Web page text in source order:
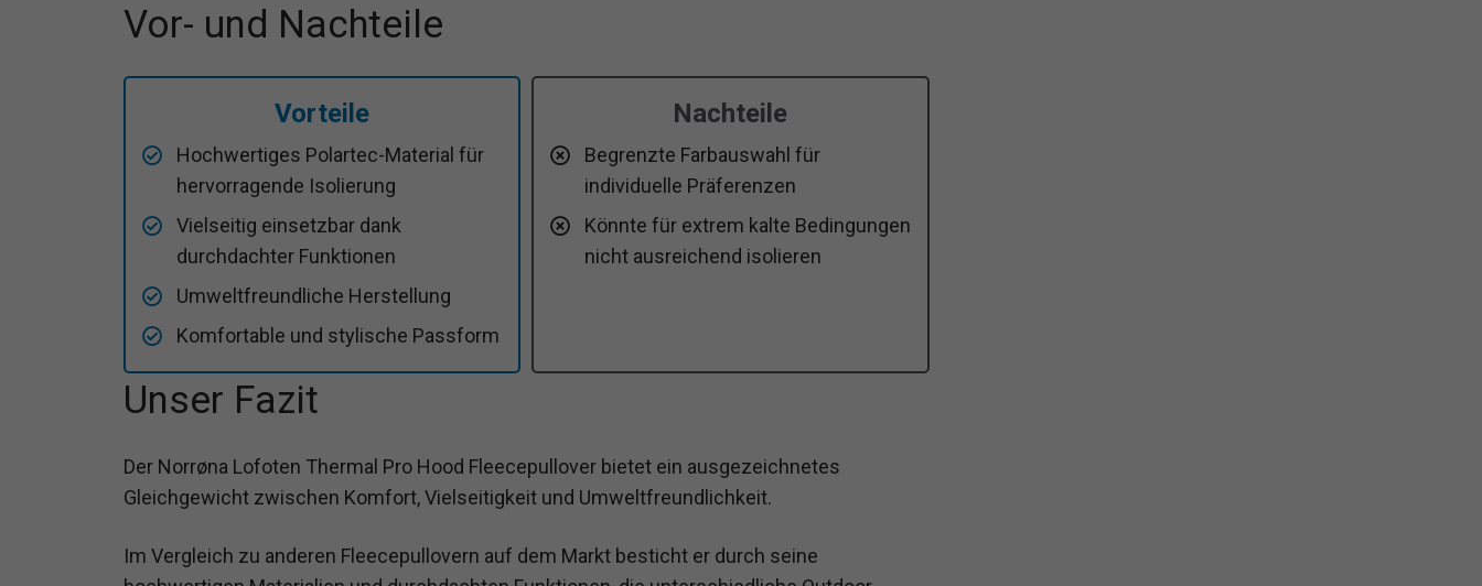
Vor- und Nachteile
Vorteile
Hochwertiges Polartec-Material für
hervorragende Isolierung
Vielseitig einsetzbar dank
durchdachter Funktionen
Umweltfreundliche Herstellung
Komfortable und stylische Passform
Nachteile
Begrenzte Farbauswahl für
individuelle Präferenzen
Könnte für extrem kalte Bedingungen
nicht ausreichend isolieren
Unser Fazit
Der Norrøna Lofoten Thermal Pro Hood Fleecepullover bietet ein ausgezeichnetes
Gleichgewicht zwischen Komfort, Vielseitigkeit und Umweltfreundlichkeit.
Im Vergleich zu anderen Fleecepullovern auf dem Markt besticht er durch seine